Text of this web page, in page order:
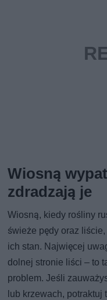
Wiosną
zdradzają je
Wiosną, kiedy rośliny
świeże pędy oraz
ich stan. Najwięcej
dolnej stronie liści – to
problem. Jeśli
lub krzewach, potraktuj